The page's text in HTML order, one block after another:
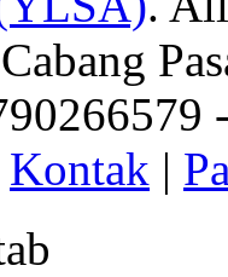
Kontak |